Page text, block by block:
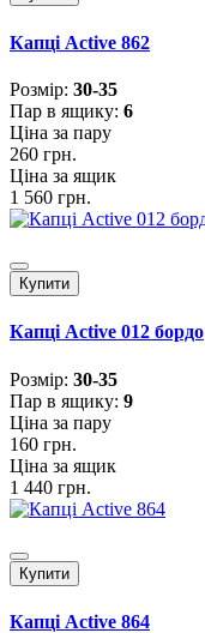
Капці Active 862
Розмiр: 30-35
Пар в ящику: 6
Ціна за пару
260 грн.
Ціна за ящик
1 560 грн.
Купити
Капці Active 012 бордо
Розмiр: 30-35
Пар в ящику: 9
Ціна за пару
160 грн.
Ціна за ящик
1 440 грн.
Купити
Капці Active 864